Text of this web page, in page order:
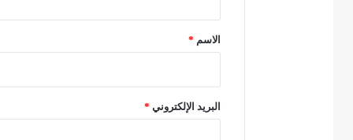
ح
ل
*الاسم *
البريد الإلكتروني *